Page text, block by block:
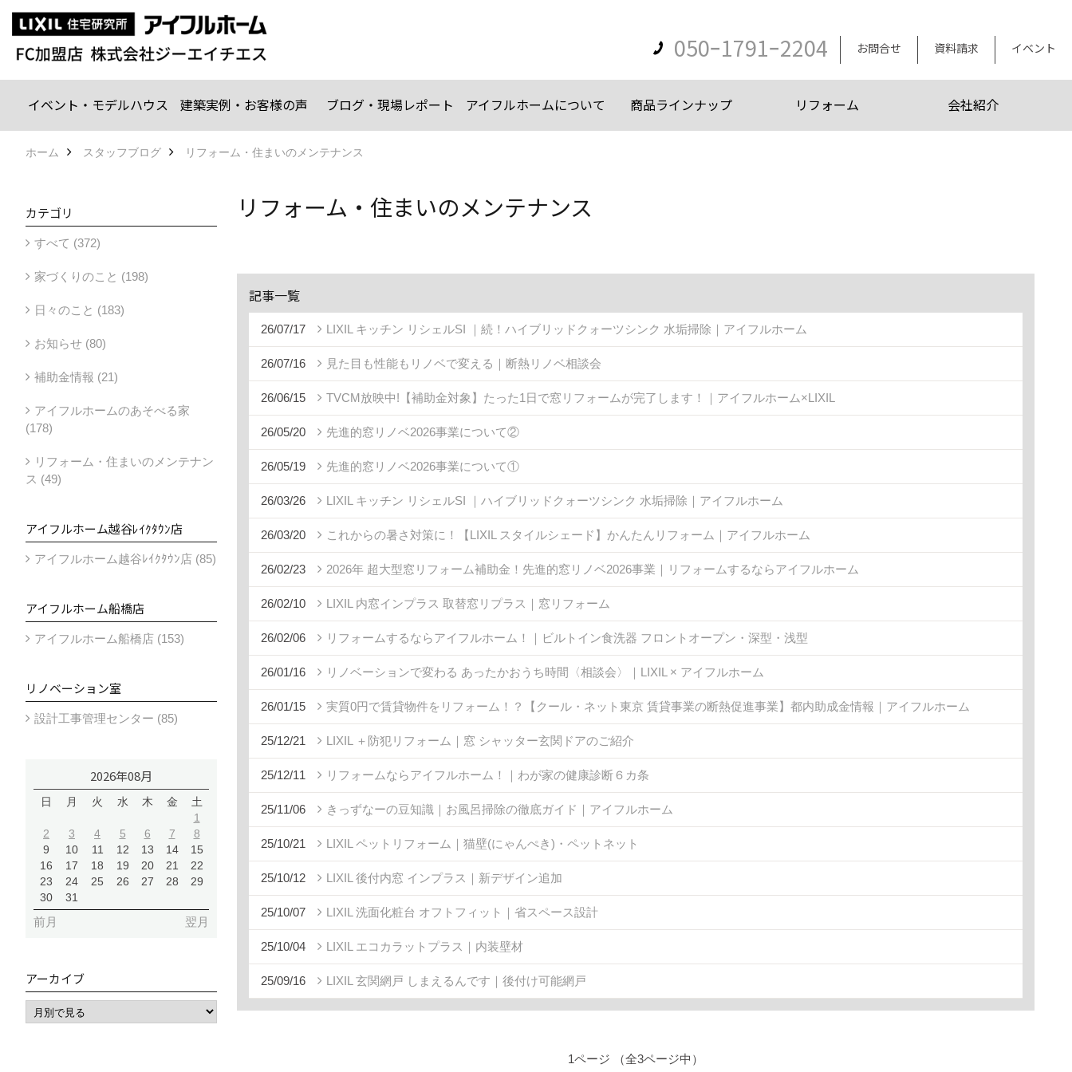
050ｰ1791ｰ2204 お問合せ 資料請求 イベント
イベント・モデルハウス 建築実例・お客様の声 ブログ・現場レポート アイフルホームについて 商品ラインナップ リフォーム 会社紹介
ホーム スタッフブログ リフォーム・住まいのメンテナンス
リフォーム・住まいのメンテナンス
記事一覧
26/07/17 LIXIL キッチン リシェルSI ｜続！ハイブリッドクォーツシンク 水垢掃除｜アイフルホーム
26/07/16 見た目も性能もリノベで変える｜断熱リノベ相談会
26/06/15 TVCM放映中!【補助金対象】たった1日で窓リフォームが完了します！｜アイフルホーム×LIXIL
26/05/20 先進的窓リノベ2026事業について②
26/05/19 先進的窓リノベ2026事業について①
26/03/26 LIXIL キッチン リシェルSI ｜ハイブリッドクォーツシンク 水垢掃除｜アイフルホーム
26/03/20 これからの暑さ対策に！【LIXIL スタイルシェード】かんたんリフォーム｜アイフルホーム
26/02/23 2026年 超大型窓リフォーム補助金！先進的窓リノベ2026事業｜リフォームするならアイフルホーム
26/02/10 LIXIL 内窓インプラス 取替窓リプラス｜窓リフォーム
26/02/06 リフォームするならアイフルホーム！｜ビルトイン食洗器 フロントオープン・深型・浅型
26/01/16 リノベーションで変わる あったかおうち時間〈相談会〉｜LIXIL × アイフルホーム
26/01/15 実質0円で賃貸物件をリフォーム！？【クール・ネット東京 賃貸事業の断熱促進事業】都内助成金情報｜アイフルホーム
25/12/21 LIXIL ＋防犯リフォーム｜窓 シャッター玄関ドアのご紹介
25/12/11 リフォームならアイフルホーム！｜わが家の健康診断６カ条
25/11/06 きっずなーの豆知識｜お風呂掃除の徹底ガイド｜アイフルホーム
25/10/21 LIXIL ペットリフォーム｜猫壁(にゃんぺき)・ペットネット
25/10/12 LIXIL 後付内窓 インプラス｜新デザイン追加
25/10/07 LIXIL 洗面化粧台 オフトフィット｜省スペース設計
25/10/04 LIXIL エコカラットプラス｜内装壁材
25/09/16 LIXIL 玄関網戸 しまえるんです｜後付け可能網戸
1ページ （全3ページ中）
カテゴリ
すべて (372)
家づくりのこと (198)
日々のこと (183)
お知らせ (80)
補助金情報 (21)
アイフルホームのあそべる家
(178)
リフォーム・住まいのメンテナン
ス (49)
アイフルホーム越谷ﾚｲｸﾀｳﾝ店
アイフルホーム越谷ﾚｲｸﾀｳﾝ店 (85)
アイフルホーム船橋店
アイフルホーム船橋店 (153)
リノベーション室
設計工事管理センター (85)
2026年08月
日 月 火 水 木 金
土
1
2
3 4 5 6 7
8
9
10 11 12 13 14
15
16
17 18 19 20 21
22
23
24 25 26 27 28
29
30
31
前月 翌月
アーカイブ